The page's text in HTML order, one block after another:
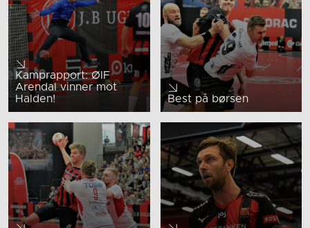
Kamprapport: ØIF
Arendal vinner mot
Halden!
Best på børsen